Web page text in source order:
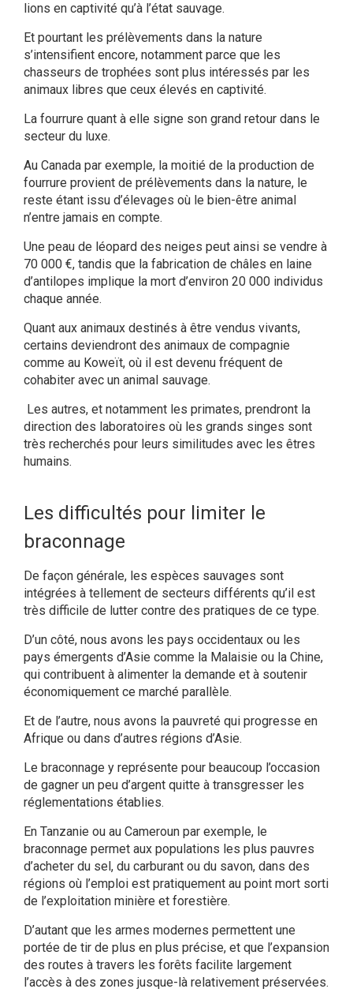
lions en captivité qu’à l’état sauvage.
Et pourtant les prélèvements dans la nature
s’intensifient encore, notamment parce que les
chasseurs de trophées sont plus intéressés par les
animaux libres que ceux élevés en captivité.
La fourrure quant à elle signe son grand retour dans le
secteur du luxe.
Au Canada par exemple, la moitié de la production de
fourrure provient de prélèvements dans la nature, le
reste étant issu d’élevages où le bien-être animal
n’entre jamais en compte.
Une peau de léopard des neiges peut ainsi se vendre à
70 000 €, tandis que la fabrication de châles en laine
d’antilopes implique la mort d’environ 20 000 individus
chaque année.
Quant aux animaux destinés à être vendus vivants,
certains deviendront des animaux de compagnie
comme au Koweït, où il est devenu fréquent de
cohabiter avec un animal sauvage.
Les autres, et notamment les primates, prendront la
direction des laboratoires où les grands singes sont
très recherchés pour leurs similitudes avec les êtres
humains.
Les difficultés pour limiter le
braconnage
De façon générale, les espèces sauvages sont
intégrées à tellement de secteurs différents qu’il est
très difficile de lutter contre des pratiques de ce type.
D’un côté, nous avons les pays occidentaux ou les
pays émergents d’Asie comme la Malaisie ou la Chine,
qui contribuent à alimenter la demande et à soutenir
économiquement ce marché parallèle.
Et de l’autre, nous avons la pauvreté qui progresse en
Afrique ou dans d’autres régions d’Asie.
Le braconnage y représente pour beaucoup l’occasion
de gagner un peu d’argent quitte à transgresser les
réglementations établies.
En Tanzanie ou au Cameroun par exemple, le
braconnage permet aux populations les plus pauvres
d’acheter du sel, du carburant ou du savon, dans des
régions où l’emploi est pratiquement au point mort sorti
de l’exploitation minière et forestière.
D’autant que les armes modernes permettent une
portée de tir de plus en plus précise, et que l’expansion
des routes à travers les forêts facilite largement
l’accès à des zones jusque-là relativement préservées.